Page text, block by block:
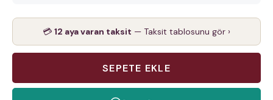
💳 12 aya varan taksit — Taksit tablosunu gör ›